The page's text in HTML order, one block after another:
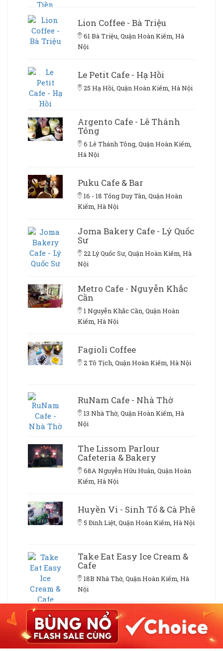
Lion Coffee - Bà Triệu
61 Bà Triệu, Quận Hoàn Kiếm, Hà
Nội
Le Petit Cafe - Hạ Hồi
25 Hạ Hồi, Quận Hoàn Kiếm, Hà Nội
Argento Cafe - Lê Thánh
Tông
6 Lê Thánh Tông, Quận Hoàn Kiếm,
Hà Nội
Puku Cafe & Bar
16 - 18 Tống Duy Tân, Quận Hoàn
Kiếm, Hà Nội
Joma Bakery Cafe - Lý Quốc
Sư
22 Lý Quốc Sư, Quận Hoàn Kiếm, Hà
Nội
Metro Cafe - Nguyễn Khắc
Cần
1 Nguyễn Khắc Cần, Quận Hoàn
Kiếm, Hà Nội
Fagioli Coffee
2 Tô Tịch, Quận Hoàn Kiếm, Hà Nội
RuNam Cafe - Nhà Thờ
13 Nhà Thờ, Quận Hoàn Kiếm, Hà
Nội
The Lissom Parlour
Cafeteria & Bakery
68A Nguyễn Hữu Huân, Quận Hoàn
Kiếm, Hà Nội
Huyền Vi - Sinh Tố & Cà Phê
5 Đinh Liệt, Quận Hoàn Kiếm, Hà Nội
Take Eat Easy Ice Cream &
Cafe
18B Nhà Thờ, Quận Hoàn Kiếm, Hà
Nội
Brobingsu - 40A Bà Triệu
40A Bà Triệu, Quận Hoàn Kiếm, Hà
Nội